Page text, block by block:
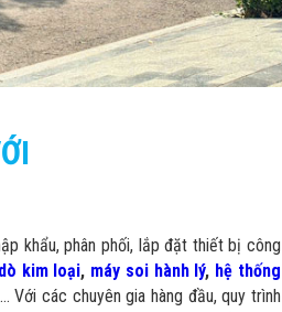
khẩu, phân phối, lắp đặt thiết bị công
kim loại, máy soi hành lý, hệ thống
… Với các chuyên gia hàng đầu, quy trình